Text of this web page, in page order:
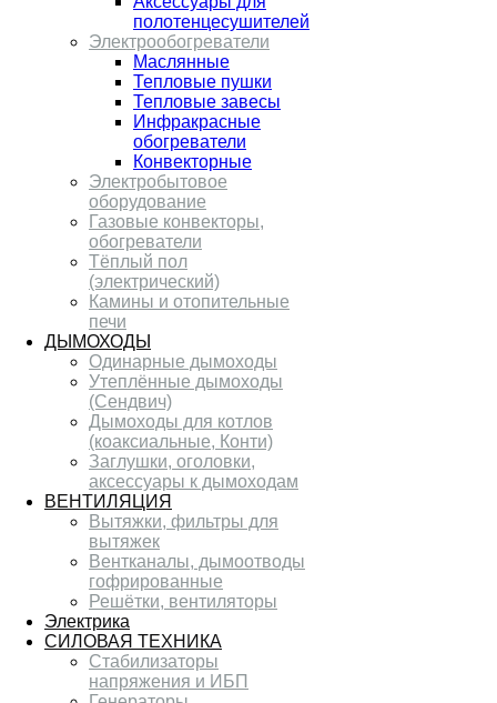
полотенцесушителей
Электрообогреватели
Маслянные
Тепловые пушки
Тепловые завесы
Инфракрасные
обогреватели
Конвекторные
Электробытовое
оборудование
Газовые конвекторы,
обогреватели
Тёплый пол
(электрический)
Камины и отопительные
печи
ДЫМОХОДЫ
Одинарные дымоходы
Утеплённые дымоходы
(Сендвич)
Дымоходы для котлов
(коаксиальные, Конти)
Заглушки, оголовки,
аксессуары к дымоходам
ВЕНТИЛЯЦИЯ
Вытяжки, фильтры для
вытяжек
Вентканалы, дымоотводы
гофрированные
Решётки, вентиляторы
Электрика
СИЛОВАЯ ТЕХНИКА
Стабилизаторы
напряжения и ИБП